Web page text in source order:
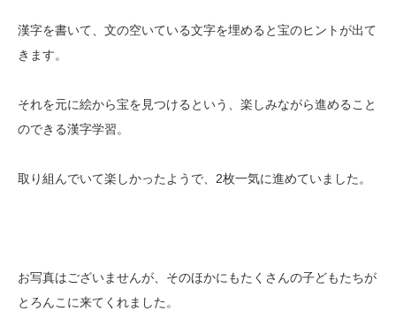
漢字を書いて、文の空いている文字を埋めると宝のヒントが出て
きます。
それを元に絵から宝を見つけるという、楽しみながら進めること
のできる漢字学習。
取り組んでいて楽しかったようで、2枚一気に進めていました。
お写真はございませんが、そのほかにもたくさんの子どもたちが
とろんこに来てくれました。